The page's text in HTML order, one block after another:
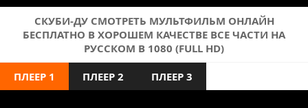
СКУБИ-ДУ СМОТРЕТЬ МУЛЬТФИЛЬМ ОНЛАЙН
БЕСПЛАТНО В ХОРОШЕМ КАЧЕСТВЕ ВСЕ ЧАСТИ НА
РУССКОМ В 1080 (FULL HD)
ПЛЕЕР 1 ПЛЕЕР 2 ПЛЕЕР 3